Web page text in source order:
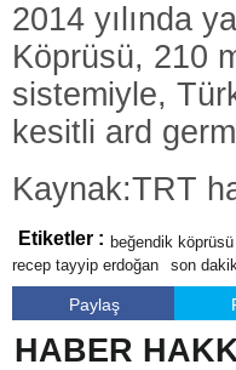
2014 yılında
Köprüsü, 210
sistemiyle,
kesitli ard
Kaynak:TRT
Etiketler : beğendik köprüsü
recep tayyip erdoğan
son
Paylaş
HABER